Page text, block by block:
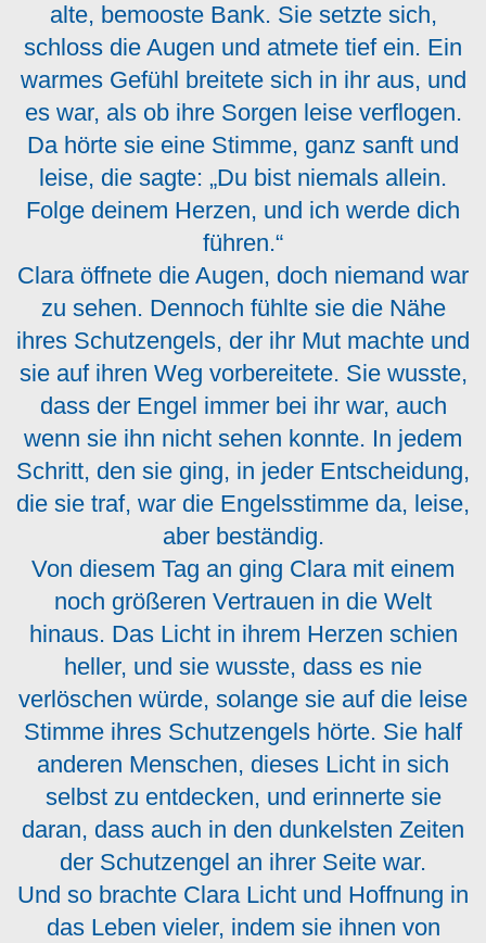
alte, bemooste Bank. Sie setzte sich,
schloss die Augen und atmete tief ein. Ein
warmes Gefühl breitete sich in ihr aus, und
es war, als ob ihre Sorgen leise verflogen.
Da hörte sie eine Stimme, ganz sanft und
leise, die sagte: „Du bist niemals allein.
Folge deinem Herzen, und ich werde dich
führen.“
Clara öffnete die Augen, doch niemand war
zu sehen. Dennoch fühlte sie die Nähe
ihres Schutzengels, der ihr Mut machte und
sie auf ihren Weg vorbereitete. Sie wusste,
dass der Engel immer bei ihr war, auch
wenn sie ihn nicht sehen konnte. In jedem
Schritt, den sie ging, in jeder Entscheidung,
die sie traf, war die Engelsstimme da, leise,
aber beständig.
Von diesem Tag an ging Clara mit einem
noch größeren Vertrauen in die Welt
hinaus. Das Licht in ihrem Herzen schien
heller, und sie wusste, dass es nie
verlöschen würde, solange sie auf die leise
Stimme ihres Schutzengels hörte. Sie half
anderen Menschen, dieses Licht in sich
selbst zu entdecken, und erinnerte sie
daran, dass auch in den dunkelsten Zeiten
der Schutzengel an ihrer Seite war.
Und so brachte Clara Licht und Hoffnung in
das Leben vieler, indem sie ihnen von